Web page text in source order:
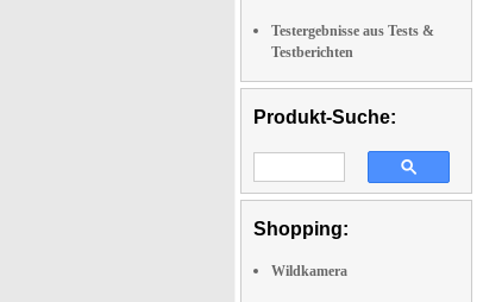
Testergebnisse aus Tests &
Testberichten
Produkt-Suche:
Shopping:
Wildkamera